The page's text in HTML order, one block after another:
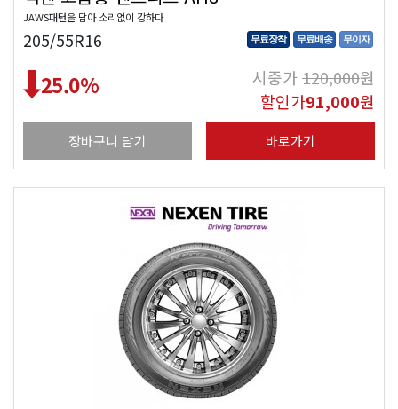
JAWS패턴을 담아 소리없이 강하다
205/55R16 무료장착 무료배송 무이자
25.0% 시중가120,000원
할인가91,000원
장바구니 담기 바로가기